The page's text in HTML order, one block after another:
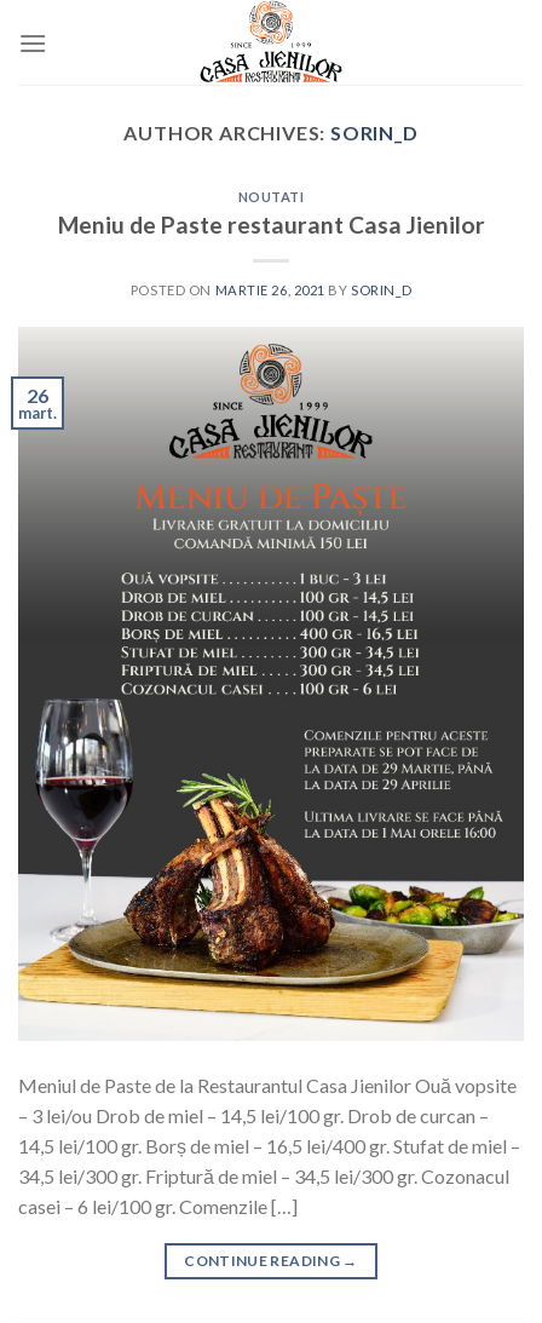
AUTHOR ARCHIVES: SORIN_D
NOUTATI
Meniu de Paste restaurant Casa Jienilor
POSTED ON MARTIE 26, 2021 BY SORIN_D
26
mart.
Meniul de Paste de la Restaurantul Casa Jienilor Ouă vopsite
– 3 lei/ou Drob de miel – 14,5 lei/100 gr. Drob de curcan –
14,5 lei/100 gr. Borș de miel – 16,5 lei/400 gr. Stufat de miel –
34,5 lei/300 gr. Friptură de miel – 34,5 lei/300 gr. Cozonacul
casei – 6 lei/100 gr. Comenzile […]
CONTINUE READING →